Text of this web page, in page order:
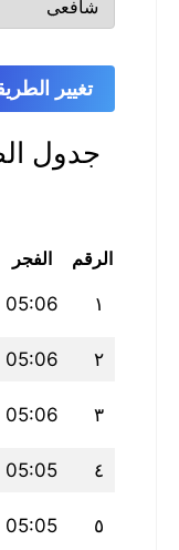
تغيير
جدول
الرقم الفجر
١ 05:06
٢ 05:06
٣ 05:06
٤ 05:05
٥ 05:05